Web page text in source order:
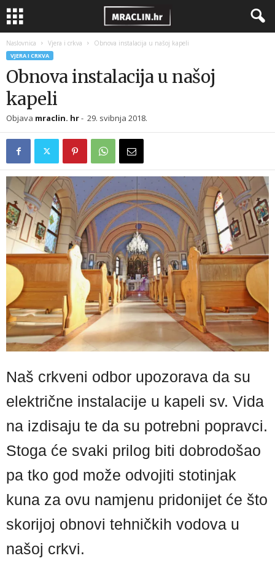
Naslovnica Vjera i crkva Obnova instalacija u našoj kapeli
VJERA I CRKVA
Obnova instalacija u našoj
kapeli
Objava mraclin. hr- 29. svibnja 2018.
Naš crkveni odbor upozorava da su
električne instalacije u kapeli sv. Vida
na izdisaju te da su potrebni popravci.
Stoga će svaki prilog biti dobrodošao
pa tko god može odvojiti stotinjak
kuna za ovu namjenu pridonijet će što
skorijoj obnovi tehničkih vodova u
našoj crkvi.